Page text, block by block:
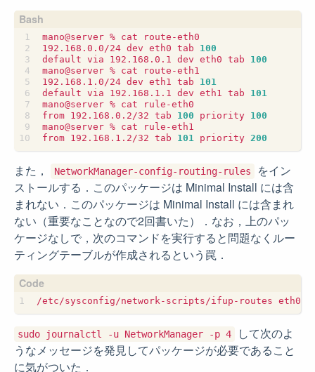
192.168.0.0/24 dev eth0 tab 100
default via 192.168.0.1 dev eth0 tab 100
192.168.1.0/24 dev eth1 tab 101
default via 192.168.1.1 dev eth1 tab 101
from 192.168.0.2/32 tab 100 priority 100
from 192.168.1.2/32 tab 101 priority 200
また， NetworkManager-config-routing-rules
をイン
ストールする．このパッケージは Minimal Install には含
まれない．このパッケージは Minimal Install には含まれ
ない（重要なことなので2回書いた）．なお，上のパッ
ケージなしで，次のコマンドを実行すると問題なくルー
ティングテーブルが作成されるという罠．
sudo journalctl -u NetworkManager -p 4
して次のよ
うなメッセージを発見してパッケージが必要であること
に気がついた．